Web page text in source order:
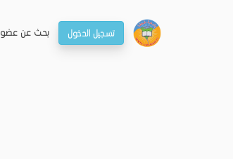
تسجيل الدخول بحـث عن عضو